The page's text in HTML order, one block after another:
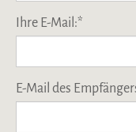
Ihre E-Mail:*
E-Mail des